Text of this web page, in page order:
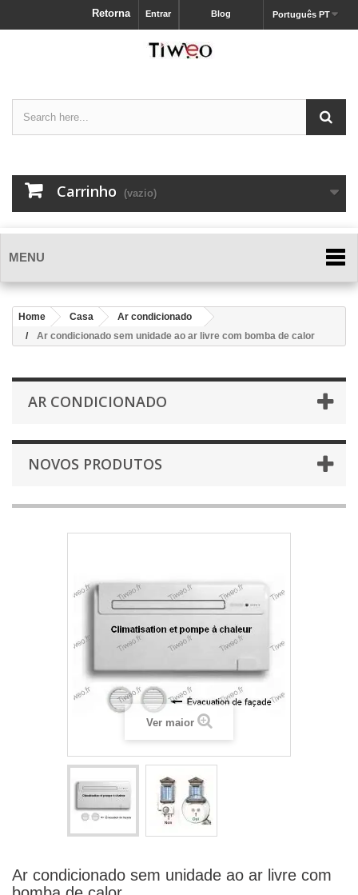
Português PT
Blog
Entrar
Retorna
Carrinho (vazio)
MENU
Home Casa
Ar condicionado
Ar condicionado sem unidade ao ar livre com bomba de calor
AR CONDICIONADO
NOVOS PRODUTOS
Ver maior
Ar condicionado sem unidade ao ar livre com